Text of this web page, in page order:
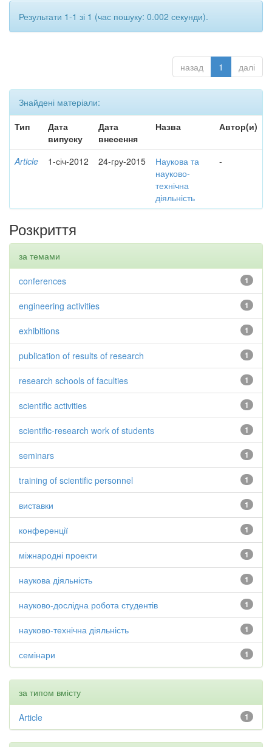
Результати 1-1 зі 1 (час пошуку: 0.002 секунди).
назад 1 далі
Знайдені матеріали:
Тип
Дата
випуску
Дата
внесення
Назва Автор(и)
Article 1-січ-2012 24-гру-2015
Наукова та
науково-
технічна
діяльність
-
Розкриття
за темами
1
conferences
1
engineering activities
1
exhibitions
1
publication of results of research
1
research schools of faculties
1
scientific activities
1
scientific-research work of students
1
seminars
1
training of scientific personnel
1
виставки
1
конференції
1
міжнародні проекти
1
наукова діяльність
1
науково-дослідна робота студентів
1
науково-технічна діяльність
1
семінари
за типом вмісту
1
Article